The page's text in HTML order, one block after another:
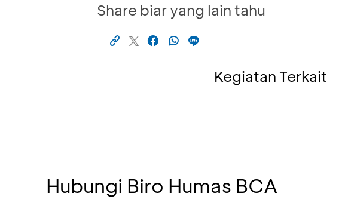
Share biar yang lain tahu
Kegiatan Terkait
Hubungi Biro Humas BCA